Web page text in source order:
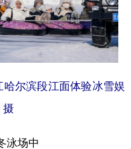
尔滨段江面体验冰雪娱
摄
泳场中